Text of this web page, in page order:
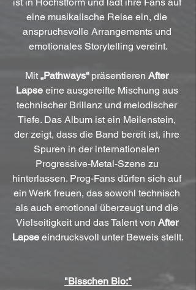
eine musikalische Reise ein, die
anspruchsvolle Arrangements und
emotionales Storytelling vereint.
Mit „Pathways“ präsentieren After
Lapse eine ausgereifte Mischung aus
technischer Brillanz und melodischer
Tiefe. Das Album ist ein Meilenstein,
der zeigt, dass die Band bereit ist, ihre
Spuren in der internationalen
Progressive-Metal-Szene zu
hinterlassen. Prog-Fans dürfen sich auf
ein Werk freuen, das sowohl technisch
als auch emotional überzeugt und die
Vielseitigkeit und das Talent von After
Lapse eindrucksvoll unter Beweis stellt.
"Bisschen Bio:"